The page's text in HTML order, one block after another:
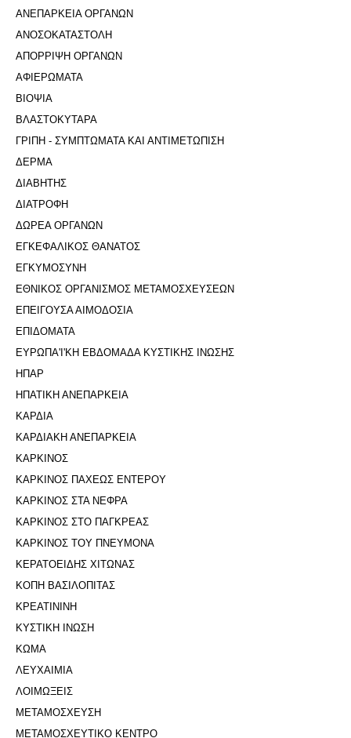
ΑΝΕΠΑΡΚΕΙΑ ΟΡΓΑΝΩΝ
ΑΝΟΣΟΚΑΤΑΣΤΟΛΗ
ΑΠΟΡΡΙΨΗ ΟΡΓΑΝΩΝ
ΑΦΙΕΡΩΜΑΤΑ
ΒΙΟΨΙΑ
ΒΛΑΣΤΟΚΥΤΑΡΑ
ΓΡΙΠΗ - ΣΥΜΠΤΩΜΑΤΑ ΚΑΙ ΑΝΤΙΜΕΤΩΠΙΣΗ
ΔΕΡΜΑ
ΔΙΑΒΗΤΗΣ
ΔΙΑΤΡΟΦΗ
ΔΩΡΕΑ ΟΡΓΑΝΩΝ
ΕΓΚΕΦΑΛΙΚΟΣ ΘΑΝΑΤΟΣ
ΕΓΚΥΜΟΣΥΝΗ
ΕΘΝΙΚΟΣ ΟΡΓΑΝΙΣΜΟΣ ΜΕΤΑΜΟΣΧΕΥΣΕΩΝ
ΕΠΕΙΓΟΥΣΑ ΑΙΜΟΔΟΣΙΑ
ΕΠΙΔΟΜΑΤΑ
ΕΥΡΩΠΑ'Ι'ΚΗ ΕΒΔΟΜΑΔΑ ΚΥΣΤΙΚΗΣ ΙΝΩΣΗΣ
ΗΠΑΡ
ΗΠΑΤΙΚΗ ΑΝΕΠΑΡΚΕΙΑ
ΚΑΡΔΙΑ
ΚΑΡΔΙΑΚΗ ΑΝΕΠΑΡΚΕΙΑ
ΚΑΡΚΙΝΟΣ
ΚΑΡΚΙΝΟΣ ΠΑΧΕΩΣ ΕΝΤΕΡΟΥ
ΚΑΡΚΙΝΟΣ ΣΤΑ ΝΕΦΡΑ
ΚΑΡΚΙΝΟΣ ΣΤΟ ΠΑΓΚΡΕΑΣ
ΚΑΡΚΙΝΟΣ ΤΟΥ ΠΝΕΥΜΟΝΑ
ΚΕΡΑΤΟΕΙΔΗΣ ΧΙΤΩΝΑΣ
ΚΟΠΗ ΒΑΣΙΛΟΠΙΤΑΣ
ΚΡΕΑΤΙΝΙΝΗ
ΚΥΣΤΙΚΗ ΙΝΩΣΗ
ΚΩΜΑ
ΛΕΥΧΑΙΜΙΑ
ΛΟΙΜΩΞΕΙΣ
ΜΕΤΑΜΟΣΧΕΥΣΗ
ΜΕΤΑΜΟΣΧΕΥΤΙΚΟ ΚΕΝΤΡΟ